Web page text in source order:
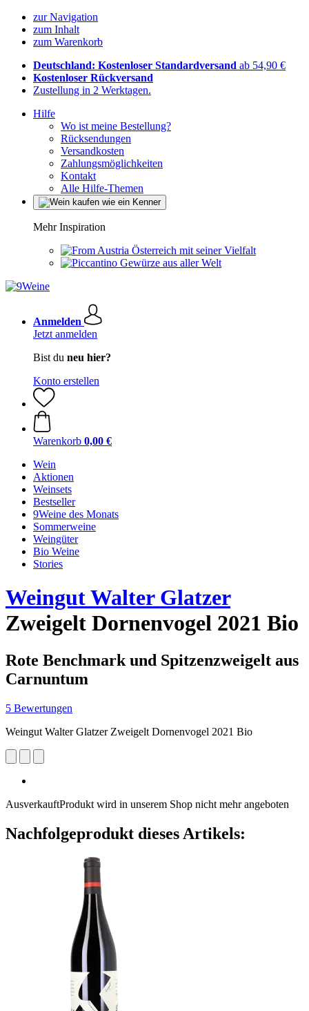
zur Navigation
zum Inhalt
zum Warenkorb
Deutschland: Kostenloser Standardversand ab 54,90 €
Kostenloser Rückversand
Zustellung in 2 Werktagen.
Hilfe
Wo ist meine Bestellung?
Rücksendungen
Versandkosten
Zahlungsmöglichkeiten
Kontakt
Alle Hilfe-Themen
Mehr Inspiration
Österreich mit seiner Vielfalt
Gewürze aus aller Welt
Anmelden
Jetzt anmelden
Bist du neu hier?
Konto erstellen
Warenkorb 0,00 €
Wein
Aktionen
Weinsets
Bestseller
9Weine des Monats
Sommerweine
Weingüter
Bio Weine
Stories
Weingut Walter Glatzer
Zweigelt Dornenvogel 2021 Bio
Rote Benchmark und Spitzenzweigelt aus
Carnuntum
5 Bewertungen
Weingut Walter Glatzer Zweigelt Dornenvogel 2021 Bio
AusverkauftProdukt wird in unserem Shop nicht mehr angeboten
Nachfolgeprodukt dieses Artikels: